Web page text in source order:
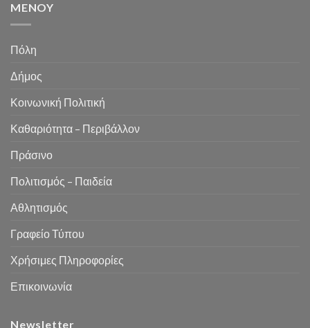
MENOY
Πόλη
Δήμος
Κοινωνική Πολιτική
Καθαριότητα – Περιβάλλον
Πράσινο
Πολιτισμός – Παιδεία
Αθλητισμός
Γραφείο Τύπου
Χρήσιμες Πληροφορίες
Επικοινωνία
Newsletter